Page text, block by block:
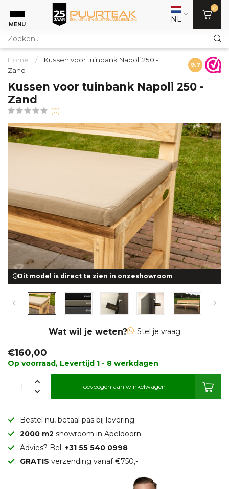
MENU NL
0
Home /
Kussen voor tuinbank Napoli 250 -
Zand
9.7
Kussen voor tuinbank Napoli 250 -
Zand
(0)
Dit model is direct te zien in onzeshowroom
Wat wil je weten? Stel je vraag
€160,00
Op voorraad, Levertijd 1 - 8 werkdagen
Toevoegen aan winkelwagen
Bestel nu, betaal pas bij levering
2000 m2 showroom in Apeldoorn
Advies? Bel: +31 55 540 0998
GRATIS verzending vanaf €750,-